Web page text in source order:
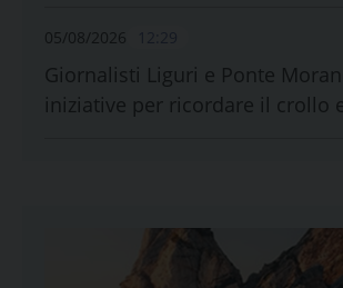
05/08/2026
Giornalisti Liguri e Ponte
iniziative per ricordare il crollo